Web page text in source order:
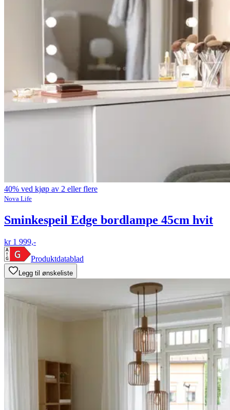
40% ved kjøp av 2 eller flere
Nova Life
Sminkespeil Edge bordlampe 45cm hvit
kr 1 999,-
Produktdatablad
Legg til ønskeliste